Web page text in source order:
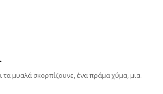
τα μυαλά σκορπίζουνε, ένα πράμα χύμα, μια.